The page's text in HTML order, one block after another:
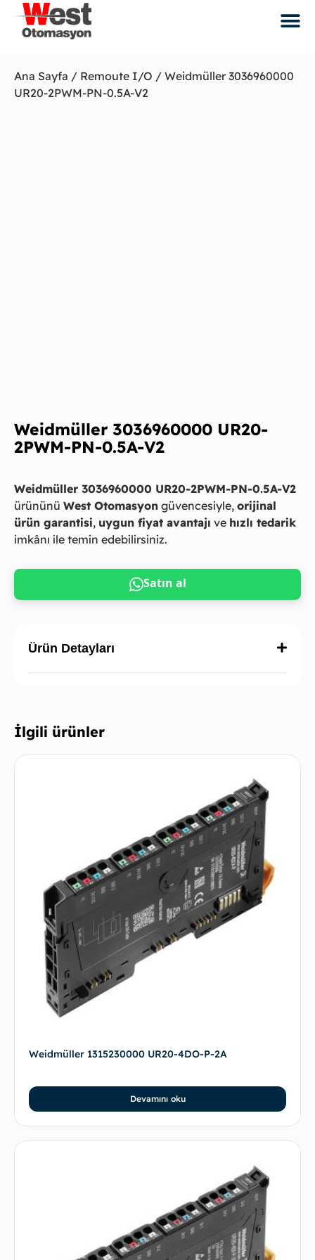
Ana Sayfa / Remoute I/O / Weidmüller 3036960000
UR20-2PWM-PN-0.5A-V2
Weidmüller 3036960000 UR20-
2PWM-PN-0.5A-V2
Weidmüller 3036960000 UR20-2PWM-PN-0.5A-V2
ürününü West Otomasyon güvencesiyle, orijinal
ürün garantisi, uygun fiyat avantajı ve hızlı tedarik
imkânı ile temin edebilirsiniz.
Satın al
Ürün Detayları
İlgili ürünler
Weidmüller 1315230000 UR20-4DO-P-2A
Devamını oku